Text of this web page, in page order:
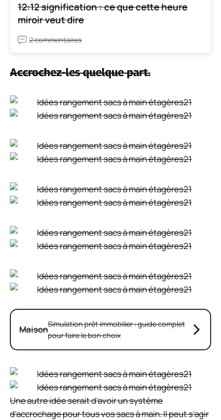
12:12 signification : ce que cette heure
miroir veut dire
2 commentaires
Accrochez-les quelque part.
MaisonSimulation prêt immobilier : guide complet
pour faire le bon choix
Une autre idée serait d’avoir un système
d’accrochage pour tous vos sacs à main. Il peut s’agir